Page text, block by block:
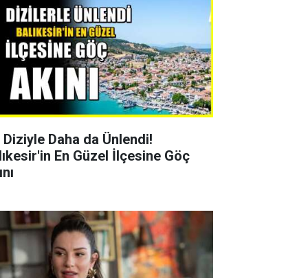
Daha da Ünlendi!
En Güzel İlçesine Göç